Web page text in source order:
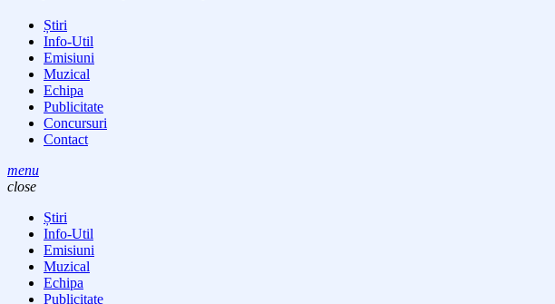
Știri
Info-Util
Emisiuni
Muzical
Echipa
Publicitate
Concursuri
Contact
menu
close
Știri
Info-Util
Emisiuni
Muzical
Echipa
Publicitate